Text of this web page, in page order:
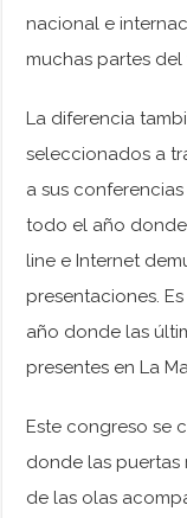
nacional e
muchas partes
La diferencia
seleccionados a
a sus
todo el año
line e Internet
presentaciones.
año donde las
presentes en La
Este congreso se
donde las puertas
de las olas